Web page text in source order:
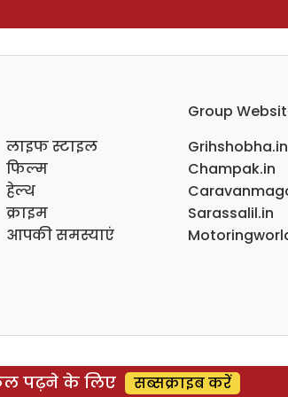
लाइफ स्टाइल
फिल्म
हेल्थ
क्राइम
आपकी समस्याएं
Group
Grihshobha.in
Champak.in
Sarassalil.in
पढ़ने के लिए सब्सक्राइब करें